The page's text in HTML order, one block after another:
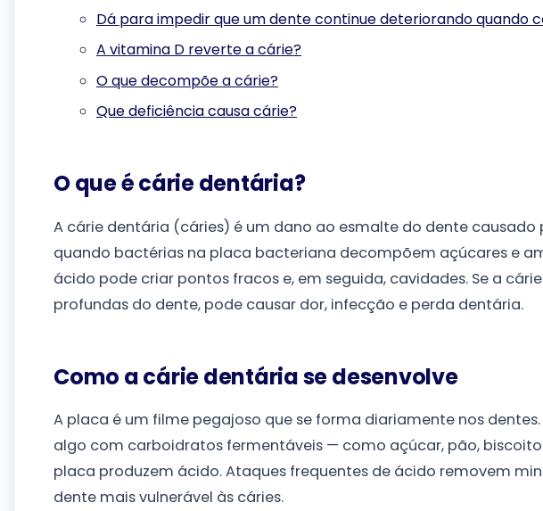
Dá para impedir que um dente continue deteriorando quando
A vitamina D reverte a cárie?
O que decompõe a cárie?
Que deficiência causa cárie?
O que é cárie dentária?
A cárie dentária (cáries) é um dano ao esmalte do dente causado
quando bactérias na placa bacteriana decompõem açúcares e
ácido pode criar pontos fracos e, em seguida, cavidades. Se a
profundas do dente, pode causar dor, infecção e perda dentária.
Como a cárie dentária se desenvolve
A placa é um filme pegajoso que se forma diariamente nos
algo com carboidratos fermentáveis — como açúcar, pão,
placa produzem ácido. Ataques frequentes de ácido removem
dente mais vulnerável às cáries.